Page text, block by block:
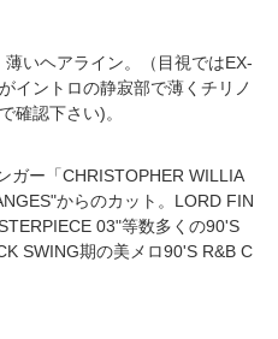
いヘアライン。（目視ではEX-
イントロの静寂部で薄くチリノ
確認下さい)。
ガー「CHRISTOPHER WILLIA
からのカット。LORD FIN
03"等数多くの90'S
SWING期の美メロ90'S R&B C